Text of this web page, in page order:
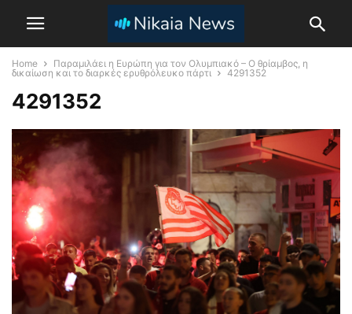
Home
Παραμιλάει η Ευρώπη για τον Ολυμπιακό – Ο θρίαμβος, η
δικαίωση και το διαρκές ερυθρόλευκο πάρτι
4291352
4291352